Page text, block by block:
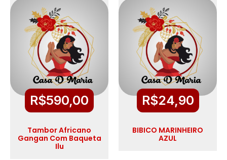
R$590,00
Tambor Africano
Gangan Com Baqueta
Ilu
R$24,90
BIBICO MARINHEIRO
AZUL